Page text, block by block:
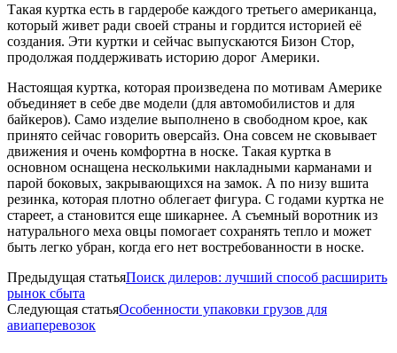
Такая куртка есть в гардеробе каждого третьего американца,
который живет ради своей страны и гордится историей её
создания. Эти куртки и сейчас выпускаются Бизон Стор,
продолжая поддерживать историю дорог Америки.
Настоящая куртка, которая произведена по мотивам Америке
объединяет в себе две модели (для автомобилистов и для
байкеров). Само изделие выполнено в свободном крое, как
принято сейчас говорить оверсайз. Она совсем не сковывает
движения и очень комфортна в носке. Такая куртка в
основном оснащена несколькими накладными карманами и
парой боковых, закрывающихся на замок. А по низу вшита
резинка, которая плотно облегает фигура. С годами куртка не
стареет, а становится еще шикарнее. А съемный воротник из
натурального меха овцы помогает сохранять тепло и может
быть легко убран, когда его нет востребованности в носке.
Предыдущая статьяПоиск дилеров: лучший способ расширить
рынок сбыта
Следующая статьяОсобенности упаковки грузов для
авиаперевозок